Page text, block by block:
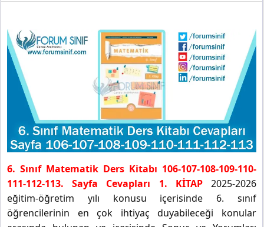
6. Sınıf Matematik Ders Kitabı 106-107-108-109-110-
111-112-113. Sayfa Cevapları 1. KİTAP2025-2026
eğitim-öğretim yılı konusu içerisinde 6. sınıf
öğrencilerinin en çok ihtiyaç duyabileceği konular